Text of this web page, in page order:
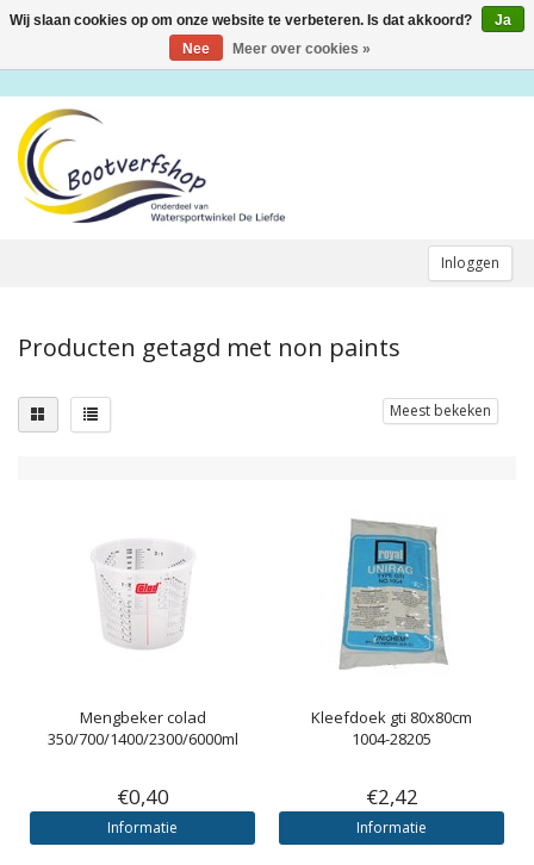
Inloggen
Toggle
Producten getagd met non paints
Meest bekeken
Mengbeker colad
350/700/1400/2300/6000ml
€0,40
Informatie
Kleefdoek gti 80x80cm
1004-28205
€2,42
Informatie
Wij slaan cookies op om onze website te verbeteren. Is dat akkoord?
Ja
Nee
Meer over cookies »